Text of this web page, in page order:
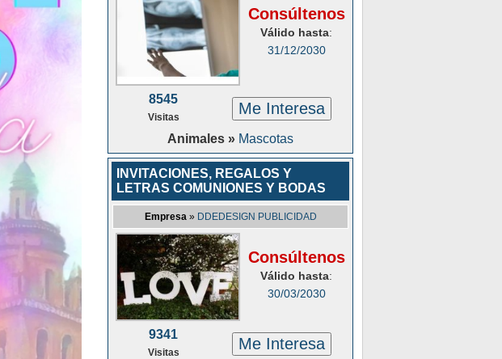
Consúltenos
Válido hasta:
31/12/2030
8545
Visitas Me Interesa
Animales » Mascotas
INVITACIONES, REGALOS Y
LETRAS COMUNIONES Y BODAS
Empresa» DDEDESIGN PUBLICIDAD
Consúltenos
Válido hasta:
30/03/2030
9341
Visitas Me Interesa